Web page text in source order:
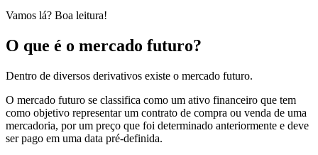
Vamos lá? Boa leitura!
O que é o mercado futuro?
Dentro de diversos derivativos existe o mercado futuro.
O mercado futuro se classifica como um ativo financeiro que tem
como objetivo representar um contrato de compra ou venda de uma
mercadoria, por um preço que foi determinado anteriormente e deve
ser pago em uma data pré-definida.